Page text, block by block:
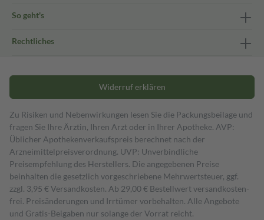
So geht's
Rechtliches
Widerruf erklären
Zu Risiken und Nebenwirkungen lesen Sie die Packungsbeilage und
fragen Sie Ihre Ärztin, Ihren Arzt oder in Ihrer Apotheke. AVP:
Üblicher Apothekenverkaufspreis berechnet nach der
Arzneimittelpreisverordnung. UVP: Unverbindliche
Preisempfehlung des Herstellers. Die angegebenen Preise
beinhalten die gesetzlich vorgeschriebene Mehrwertsteuer, ggf.
zzgl. 3,95 € Versandkosten. Ab 29,00 € Bestell­wert versand­kosten­
frei. Preisänderungen und Irrtümer vorbehalten. Alle Angebote
und Gratis-Beigaben nur solange der Vorrat reicht.